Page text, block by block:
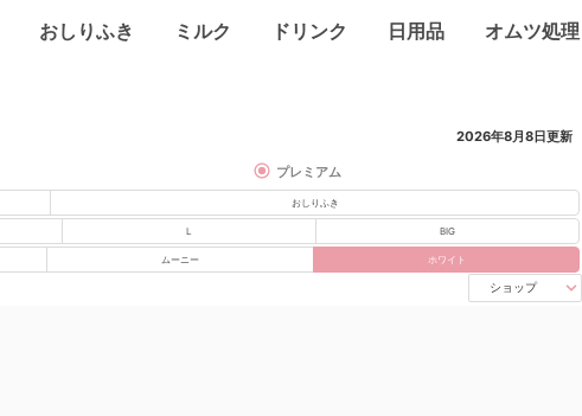
おしりふき ミルク ドリンク 日用品 オムツ処理
2026年8月8日更新
プレミアム
おしりふき
L BIG
ムーニー ホワイト
ショップ